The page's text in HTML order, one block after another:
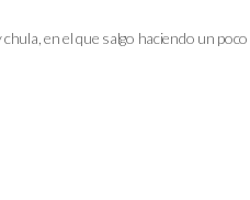
en el que salgo haciendo un